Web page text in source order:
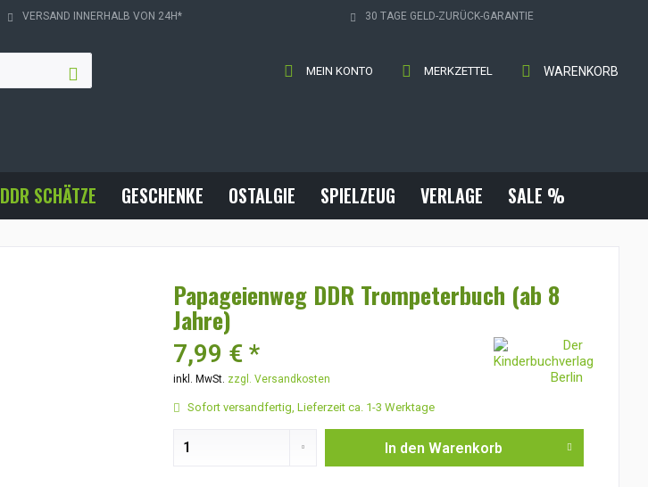
VERSAND INNERHALB VON 24H* 30 TAGE GELD-ZURÜCK-GARANTIE
WARENKORB
MERKZETTEL
MEIN KONTO
DDR SCHÄTZE GESCHENKE OSTALGIE SPIELZEUG VERLAGE SALE %
Papageienweg DDR Trompeterbuch (ab 8
Jahre)
7,99 € *
inkl. MwSt. zzgl. Versandkosten
Sofort versandfertig, Lieferzeit ca. 1-3 Werktage
In den Warenkorb